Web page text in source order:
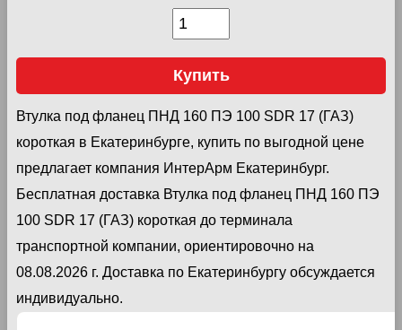
Купить
Втулка под фланец ПНД 160 ПЭ 100 SDR 17 (ГАЗ)
короткая в Екатеринбурге, купить по выгодной цене
предлагает компания ИнтерАрм Екатеринбург.
Бесплатная доставка Втулка под фланец ПНД 160 ПЭ
100 SDR 17 (ГАЗ) короткая до терминала
транспортной компании, ориентировочно на
08.08.2026 г. Доставка по Екатеринбургу обсуждается
индивидуально.